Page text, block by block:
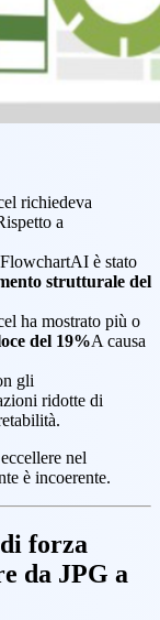
richiedeva
a
è stato
strutturale del
ha mostrato più o
del 19%A causa
gli
ridotte di
nel
è incoerente.
forza
da JPG a